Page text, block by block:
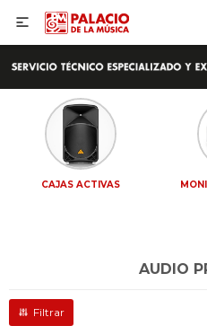

CAJAS ACTIVAS
AUDIO